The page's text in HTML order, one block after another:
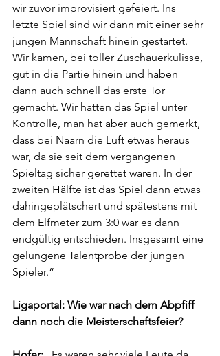
wir zuvor improvisiert gefeiert. Ins
letzte Spiel sind wir dann mit einer sehr
jungen Mannschaft hinein gestartet.
Wir kamen, bei toller Zuschauerkulisse,
gut in die Partie hinein und haben
dann auch schnell das erste Tor
gemacht. Wir hatten das Spiel unter
Kontrolle, man hat aber auch gemerkt,
dass bei Naarn die Luft etwas heraus
war, da sie seit dem vergangenen
Spieltag sicher gerettet waren. In der
zweiten Hälfte ist das Spiel dann etwas
dahingeplätschert und spätestens mit
dem Elfmeter zum 3:0 war es dann
endgültig entschieden. Insgesamt eine
gelungene Talentprobe der jungen
Spieler.“
Ligaportal: Wie war nach dem Abpfiff
dann noch die Meisterschaftsfeier?